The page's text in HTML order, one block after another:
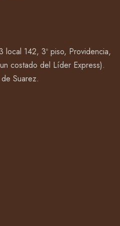
local 142, 3º piso, Providencia,
costado del Líder Express).
Suarez.